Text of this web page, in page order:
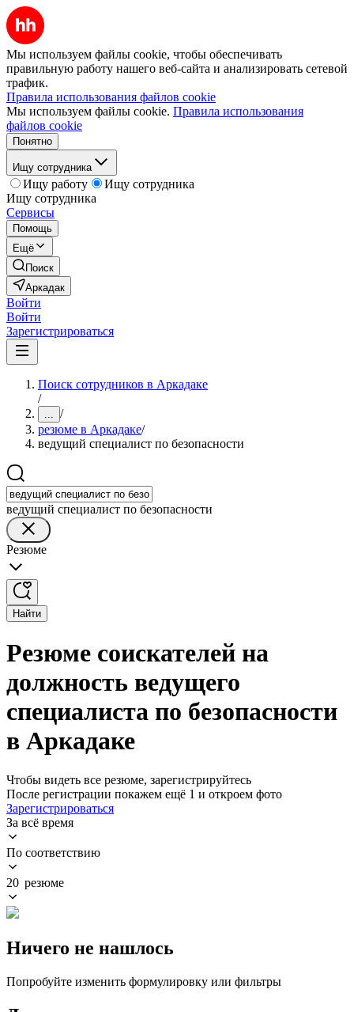
Мы используем файлы cookie, чтобы обеспечивать
правильную работу нашего веб-сайта и анализировать сетевой
трафик.
Правила использования файлов cookie
Мы используем файлы cookie. Правила использования
файлов cookie
Понятно
Ищу сотрудника
Ищу работу
Ищу сотрудника
Ищу сотрудника
Сервисы
Помощь
Ещё
Поиск
Аркадак
Войти
Войти
Зарегистрироваться
Поиск сотрудников в Аркадаке
/
... /
резюме в Аркадаке/
ведущий специалист по безопасности
ведущий специалист по безопасности
Резюме
Найти
Резюме соискателей на
должность ведущего
специалиста по безопасности
в Аркадаке
Чтобы видеть все резюме, зарегистрируйтесь
После регистрации покажем ещё 1 и откроем фото
Зарегистрироваться
За всё время
По соответствию
20 резюме
Ничего не нашлось
Попробуйте изменить формулировку или фильтры